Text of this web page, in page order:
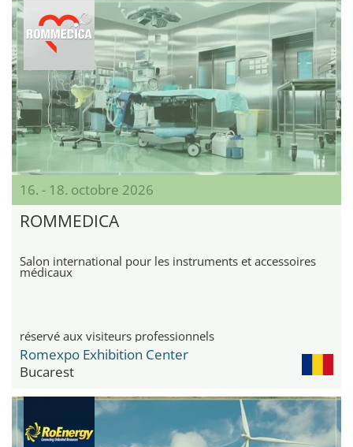
16. - 18. octobre 2026
ROMMEDICA
Salon international pour les instruments et accessoires
médicaux
réservé aux visiteurs professionnels
Romexpo Exhibition Center
Bucarest